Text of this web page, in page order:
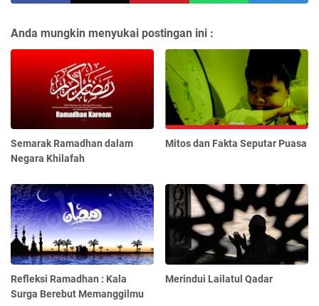
Anda mungkin menyukai postingan ini :
Semarak Ramadhan dalam
Negara Khilafah
Mitos dan Fakta Seputar Puasa
Refleksi Ramadhan : Kala
Surga Berebut Memanggilmu
Merindui Lailatul Qadar